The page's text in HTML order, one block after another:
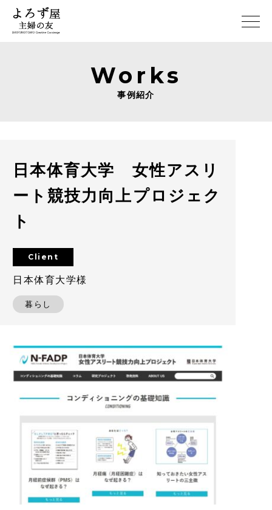
事例紹介
Works
日本体育大学 女性アスリ
ート競技力向上プロジェク
ト
Client
日本体育大学様
暮らし